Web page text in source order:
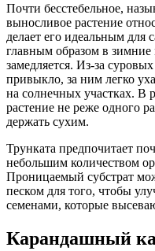
Почти бесстебельное,
выносливое растение
делает его идеальным для
главным образом в
замедляется. Из-за
привыкло, за ним легко
на солнечных участках. В
растение не реже одного
держать сухим.
Трунката предпочитает
небольшим количеством
Проницаемый субстрат
песком для того, чтобы
семенами, которые
Карандашный